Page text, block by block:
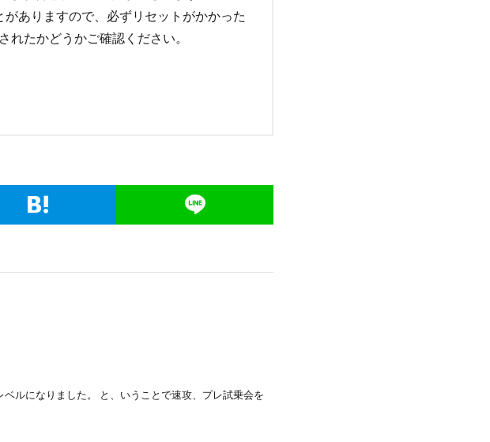
ありますので、必ずリセットがかかった
れたかどうかご確認ください。
ルになりました。 と、いうことで速攻、プレ試乗会を